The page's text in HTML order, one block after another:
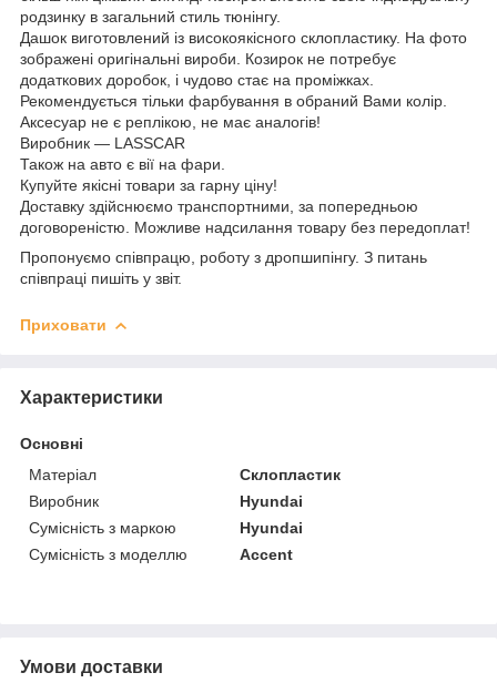
родзинку в загальний стиль тюнінгу.
Дашок виготовлений із високоякісного склопластику. На фото
зображені оригінальні вироби. Козирок не потребує
додаткових доробок, і чудово стає на проміжках.
Рекомендується тільки фарбування в обраний Вами колір.
Аксесуар не є реплікою, не має аналогів!
Виробник — LASSCAR
Також на авто є вії на фари.
Купуйте якісні товари за гарну ціну!
Доставку здійснюємо транспортними, за попередньою
договореністю. Можливе надсилання товару без передоплат!
Пропонуємо співпрацю, роботу з дропшипінгу. З питань
співпраці пишіть у звіт.
Приховати
Характеристики
Основні
Матеріал
Склопластик
Виробник
Hyundai
Сумісність з маркою
Hyundai
Сумісність з моделлю
Accent
Умови доставки